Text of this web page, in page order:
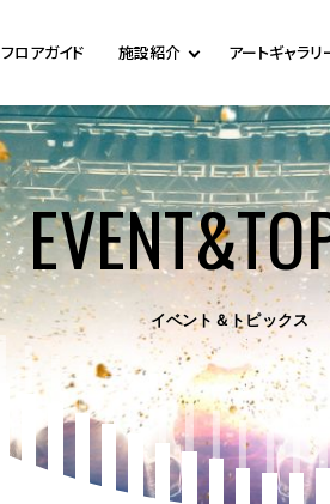
フロアガイド 施設紹介 アートギャラリ
イベント＆トピックス